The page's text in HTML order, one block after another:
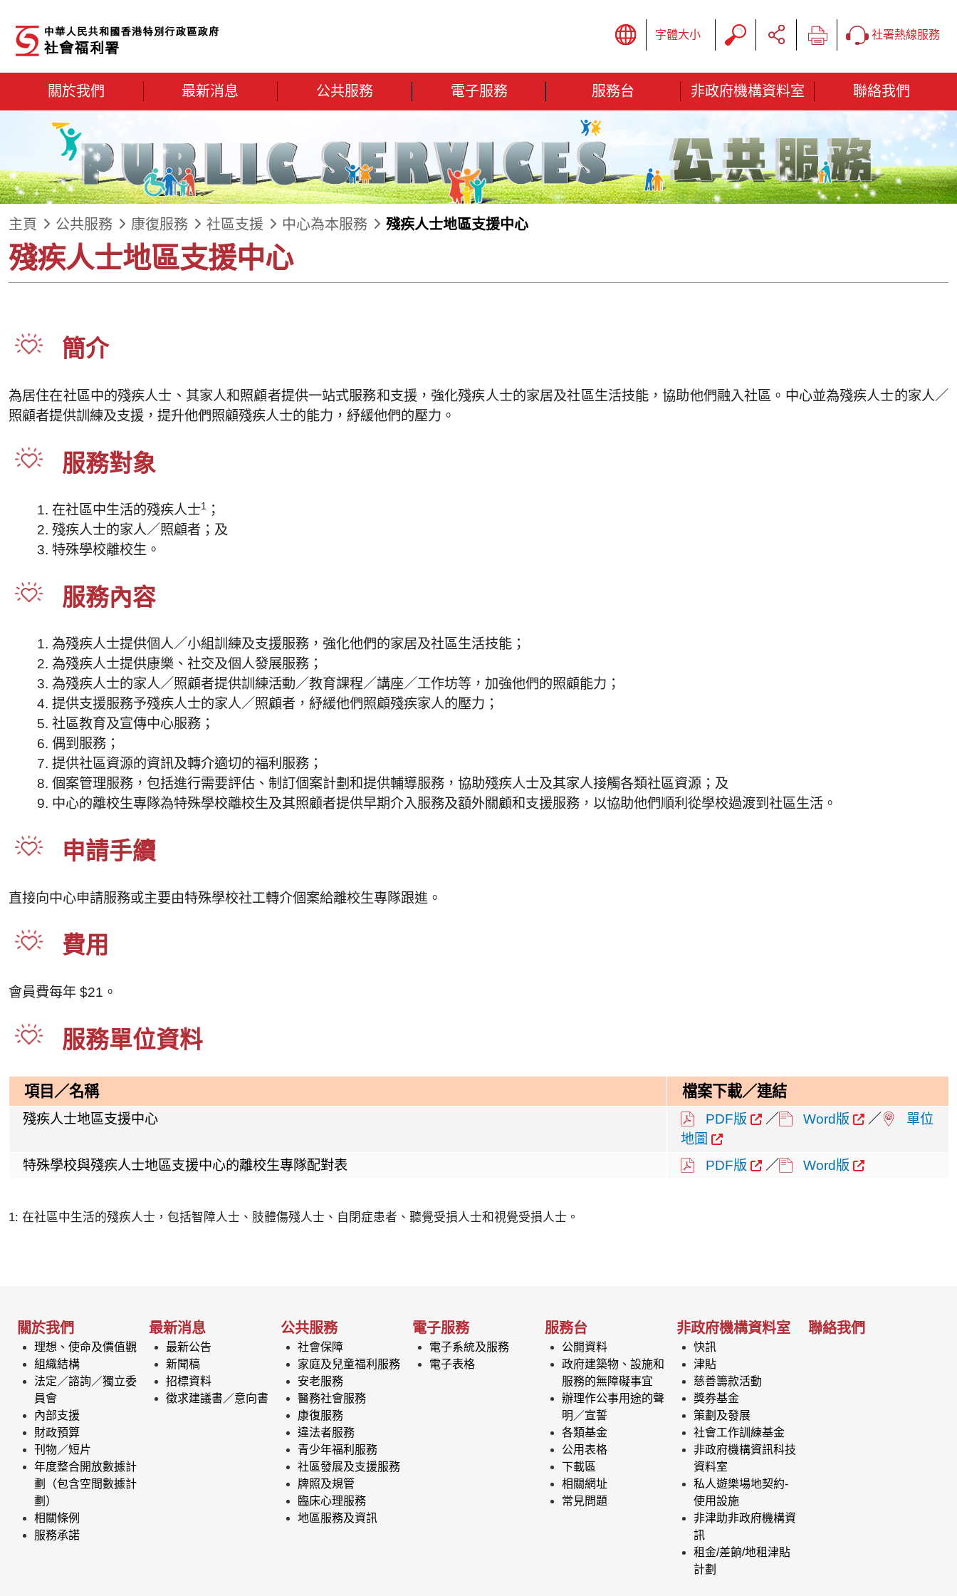
字體大小 社署熱線服務
關於我們 最新消息 公共服務 電子服務 服務台 非政府機構資料室 聯絡我們
主頁 公共服務 康復服務 社區支援 中心為本服務 殘疾人士地區支援中心
殘疾人士地區支援中心
簡介
為居住在社區中的殘疾人士、其家人和照顧者提供一站式服務和支援，強化殘疾人士的家居及社區生活技能，協助他們融入社區。中心並為殘疾人士的家人／
照顧者提供訓練及支援，提升他們照顧殘疾人士的能力，紓緩他們的壓力。
服務對象
在社區中生活的殘疾人士1；
殘疾人士的家人／照顧者；及
特殊學校離校生。
服務內容
為殘疾人士提供個人／小組訓練及支援服務，強化他們的家居及社區生活技能；
為殘疾人士提供康樂、社交及個人發展服務；
為殘疾人士的家人／照顧者提供訓練活動／教育課程／講座／工作坊等，加強他們的照顧能力；
提供支援服務予殘疾人士的家人／照顧者，紓緩他們照顧殘疾家人的壓力；
社區教育及宣傳中心服務；
偶到服務；
提供社區資源的資訊及轉介適切的福利服務；
個案管理服務，包括進行需要評估、制訂個案計劃和提供輔導服務，協助殘疾人士及其家人接觸各類社區資源；及
中心的離校生專隊為特殊學校離校生及其照顧者提供早期介入服務及額外關顧和支援服務，以協助他們順利從學校過渡到社區生活。
申請手續
直接向中心申請服務或主要由特殊學校社工轉介個案給離校生專隊跟進。
費用
會員費每年 $21。
服務單位資料
項目／名稱 檔案下載／連結
殘疾人士地區支援中心 PDF版 ／ Word版 ／
單位
地圖
特殊學校與殘疾人士地區支援中心的離校生專隊配對表
PDF版 ／ Word版
1: 在社區中生活的殘疾人士，包括智障人士、肢體傷殘人士、自閉症患者、聽覺受損人士和視覺受損人士。
關於我們
理想、使命及價值觀
組織結構
法定／諮詢／獨立委
員會
內部支援
財政預算
刊物／短片
年度整合開放數據計
劃（包含空間數據計
劃）
相關條例
服務承諾
最新消息
最新公告
新聞稿
招標資料
徵求建議書／意向書
公共服務
社會保障
家庭及兒童福利服務
安老服務
醫務社會服務
康復服務
違法者服務
青少年福利服務
社區發展及支援服務
牌照及規管
臨床心理服務
地區服務及資訊
電子服務
電子系統及服務
電子表格
服務台
公開資料
政府建築物、設施和
服務的無障礙事宜
辦理作公事用途的聲
明／宣誓
各類基金
公用表格
下載區
相關網址
常見問題
非政府機構資料室
快訊
津貼
慈善籌款活動
獎券基金
策劃及發展
社會工作訓練基金
非政府機構資訊科技
資料室
私人遊樂場地契約-
使用設施
非津助非政府機構資
訊
租金/差餉/地租津貼
計劃
聯絡我們